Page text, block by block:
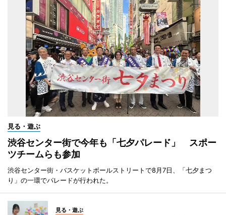
見る・遊ぶ
渋谷センター街で今年も「七夕パレード」 スポー
ツチームらも参加
渋谷センター街・バスケットボールストリートで8月7日、「七夕まつ
り」の一環でパレードが行われた。
見る・遊ぶ